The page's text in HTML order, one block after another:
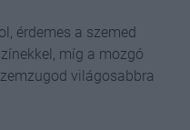
érdemes a szemed
míg a mozgó
világosabbra